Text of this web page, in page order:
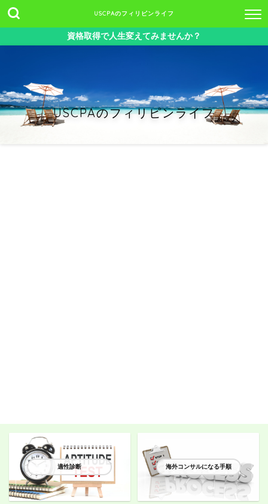
USCPAのフィリピンライフ
資格取得で人生変えてみませんか？
USCPAのフィリピンライフ
適性診断 海外コンサルになる手順